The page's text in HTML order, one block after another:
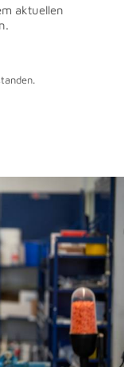
aktuellen